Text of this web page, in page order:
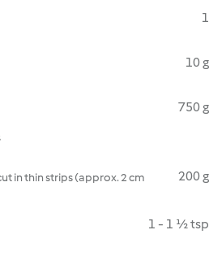
1
10 g
750 g
in thin strips (approx. 2 cm
200 g
1 - 1 ½ tsp